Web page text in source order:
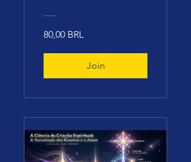
HEALTH FORMULA
(1/10) - GRIGORI
GRABOVOI (1999
80,00 BRL
Join